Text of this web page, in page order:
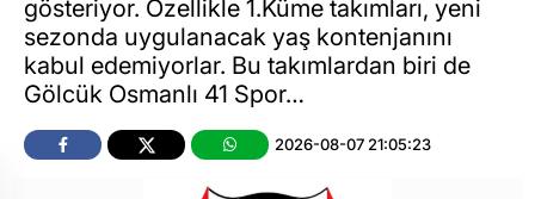
gösteriyor. Özellikle 1.Küme takımları, yeni
sezonda uygulanacak yaş kontenjanını
kabul edemiyorlar. Bu takımlardan biri de
Gölcük Osmanlı 41 Spor…
2026-08-07 21:05:23